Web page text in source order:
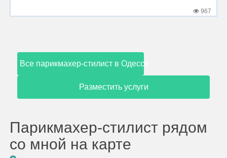
967
Все парикмахер-стилист в Одессе
Разместить услуги
Парикмахер-стилист рядом
со мной на карте